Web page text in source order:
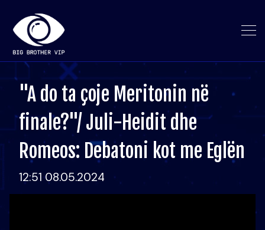
"A do ta çoje Meritonin në
finale?"/ Juli-Heidit dhe
Romeos: Debatoni kot me Eglën
12:51 08.05.2024